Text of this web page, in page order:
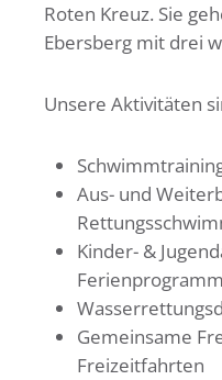
Roten Kreuz. Sie
Ebersberg mit drei
Unsere Aktivitäten
Aus- und
Kinder- &
Gemeinsame
Freizeitfahrten